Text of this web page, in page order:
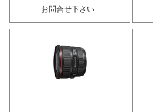
お問合せ下さい